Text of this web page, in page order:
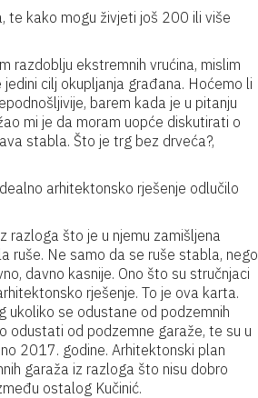
te kako mogu živjeti još 200 ili više
razdoblju ekstremnih vrućina, mislim
cilj okupljanja građana. Hoćemo li
barem kada je u pitanju
mi je da moram uopće diskutirati o
stabla. Što je trg bez drveća?,
arhitektonsko rješenje odlučilo
razloga što je u njemu zamišljena
ruše. Ne samo da se ruše stabla, nego
davno kasnije. Ono što su stručnjaci
rješenje. To je ova karta.
ukoliko se odustane od podzemnih
odustati od podzemne garaže, te su u
2017. godine. Arhitektonski plan
garaža iz razloga što nisu dobro
ostalog Kučinić.